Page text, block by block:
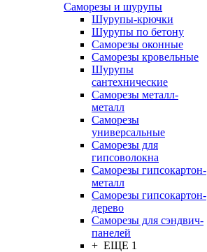
Саморезы и шурупы
Шурупы-крючки
Шурупы по бетону
Саморезы оконные
Саморезы кровельные
Шурупы
сантехнические
Саморезы металл-
металл
Саморезы
универсальные
Саморезы для
гипсоволокна
Саморезы гипсокартон-
металл
Саморезы гипсокартон-
дерево
Саморезы для сэндвич-
панелей
+ ЕЩЕ 1